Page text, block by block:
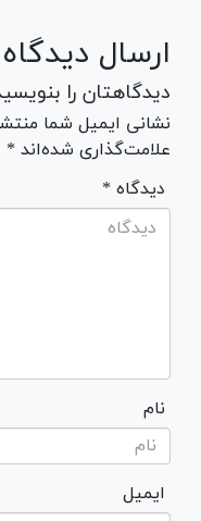
ارسال دیدگاه
دیدگاهتان را
نشانی ایمیل شما
علامت‌گذاری شده‌اند *
* دیدگاه
نام
ایمیل